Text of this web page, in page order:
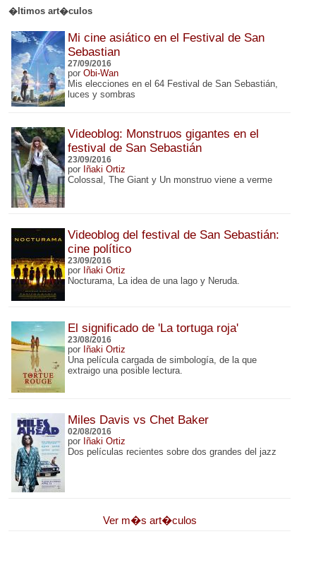
�ltimos art�culos
Mi cine asiático en el Festival de San
Sebastian
27/09/2016
porObi-Wan
Mis elecciones en el 64 Festival de San Sebastián,
luces y sombras
Videoblog: Monstruos gigantes en el
festival de San Sebastián
23/09/2016
por Iñaki Ortiz
Colossal, The Giant y Un monstruo viene a verme
Videoblog del festival de San Sebastián:
cine político
23/09/2016
por Iñaki Ortiz
Nocturama, La idea de una lago y Neruda.
El significado de 'La tortuga roja'
23/08/2016
por Iñaki Ortiz
Una película cargada de simbología, de la que
extraigo una posible lectura.
Miles Davis vs Chet Baker
02/08/2016
por Iñaki Ortiz
Dos películas recientes sobre dos grandes del jazz
Ver m�s art�culos